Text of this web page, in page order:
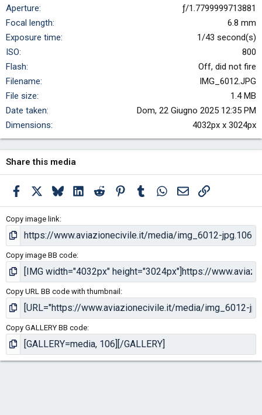
Aperture
ƒ/1.7799999713881
Focal length
6.8 mm
Exposure time
1/43 second(s)
ISO
800
Flash
Off, did not fire
Filename
IMG_6012.JPG
File size
1.4 MB
Date taken
Dom, 22 Giugno 2025 12:35 PM
Dimensions
4032px x 3024px
Share this media
Facebook Bluesky LinkedInReddit PinterestTumblr WhatsApp
EmailLink
Copy image link
Copy image BB code
Copy URL BB code with thumbnail
Copy GALLERY BB code